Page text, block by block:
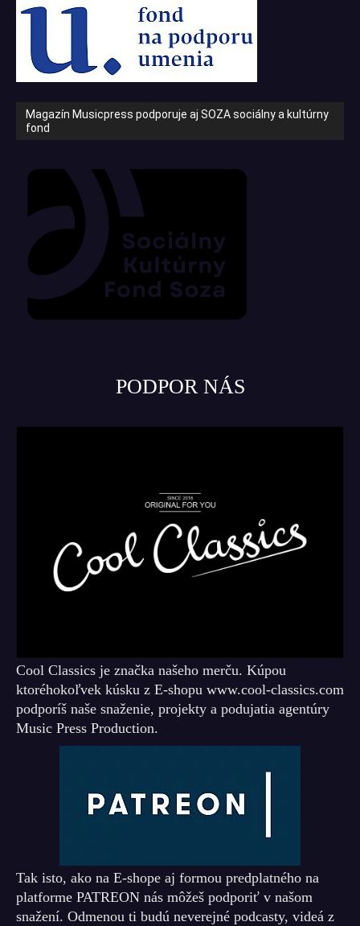
Magazín Musicpress podporuje aj SOZA sociálny a kultúrny
fond
PODPOR NÁS
Cool Classics je značka našeho merču. Kúpou
ktoréhokoľvek kúsku z E-shopu www.cool-classics.com
podporíš naše snaženie, projekty a podujatia agentúry
Music Press Production.
Tak isto, ako na E-shope aj formou predplatného na
platforme PATREON nás môžeš podporiť v našom
snažení. Odmenou ti budú neverejné podcasty, videá z